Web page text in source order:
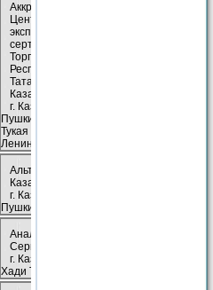
Аккредитованный
Центр
экспертизы и
сертификации
Торговой Гильдии
Республики
Татарстан&/*,
Казань
г. Казань, ул.
Пушкина, 16/2 (пл.
Тукая (Кольцо) -
Ленинский сад)
Альтернатива&,
Казань
г. Казань, ул.
Пушкина, 25
Ана­ли­ти­ка Пра­во
Сер­вис*, Казань
г. Казань, ул.
Хади Такташа, 78